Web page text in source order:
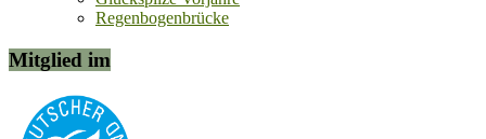
Regenbogenbrücke
Mitglied im